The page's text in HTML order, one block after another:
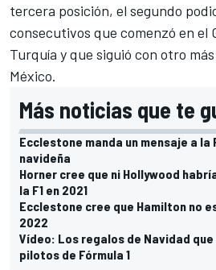
tercera posición, el segundo
consecutivos que comenzó en el
Turquía y que siguió con otro
México.
Más noticias que te
Ecclestone manda un mensaje a la
navideña
Horner cree que ni Hollywood
la F1 en 2021
Ecclestone cree que Hamilton no
2022
Vídeo: Los regalos de Navidad que
pilotos de Fórmula 1